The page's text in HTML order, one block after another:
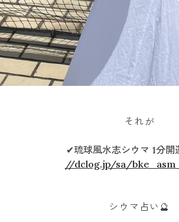
それが
✔︎琉球風水志シウマ 1分開
//dclog.jp/sa/
シウマ占い🔮